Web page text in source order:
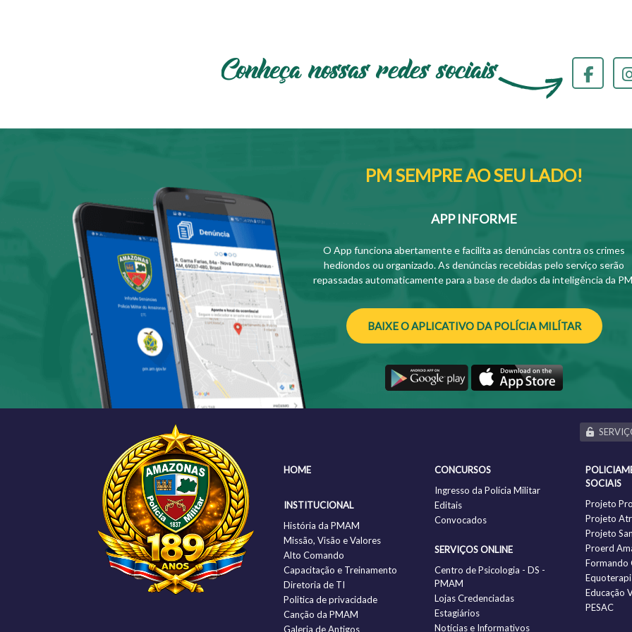
PM SEMPRE AO SEU LADO!
APP INFORME
O App funciona abertamente e facilita as denúncias contra os crimes
hediondos ou organizado. As denúncias recebidas pelo serviço serão
repassadas automaticamente para a base de dados da inteligência da
BAIXE O APLICATIVO DA POLÍCIA MILÍTAR
HOME
INSTITUCIONAL
História da PMAM
Missão, Visão e Valores
Alto Comando
Capacitação e Treinamento
Diretoria de TI
Politica de privacidade
Canção da PMAM
Galeria de Antigos
CONCURSOS
Ingresso da Polícia Militar
Editais
Convocados
SERVIÇOS ONLINE
Centro de Psicologia - DS -
PMAM
Lojas Credenciadas
Estagiários
Notícias e Informativos
SOCIAIS
Projeto
Projeto
Projeto
Proerd
Formando
Educação
PESAC